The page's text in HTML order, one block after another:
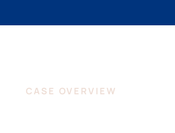
CASE OVERVIEW